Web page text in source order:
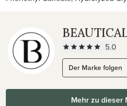
5.0
Der Marke folgen
Mehr zu dieser